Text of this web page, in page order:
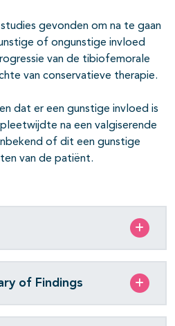
gevonden om na te gaan
of ongunstige invloed
van de tibiofemorale
van conservatieve therapie.
dat er een gunstige invloed is
na een valgiserende
of dit een gunstige
van de patiënt.
of Findings